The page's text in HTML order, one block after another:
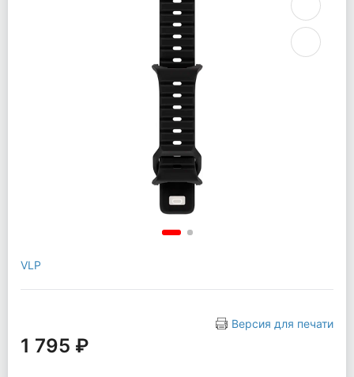
VLP
Версия для печати
1 795 ₽